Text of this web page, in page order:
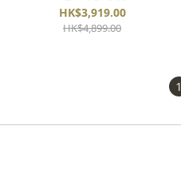
HK$3,919.00
HK$4,899.00
1